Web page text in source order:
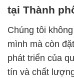
tại Thành
Chúng tôi
mình mà còn
phát triển của
tín và chất